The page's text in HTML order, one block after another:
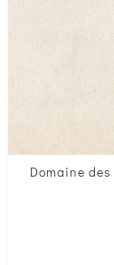
Domaine